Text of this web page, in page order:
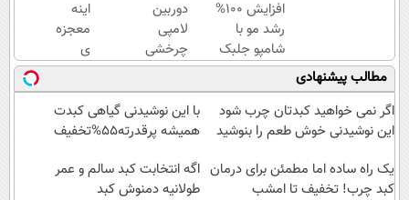
ریزش
موهاتو
میگیره۴۰٪تخفیف
تخفیف
در خرید
فوری)
افزایش 100%
رشد مو با
شامپو جلبک
تحت لیسانس
آلمان+تخفیف
دوربین
لامپی
چرخشی
360
درجه
فقط
امروز
شد🔥
پرداخت
اینه
معجزه
ی
شامپو
جلبک
آلمانی!
با
ویژه
مطالب پیشنهادی
اگر نمی خواهید کبدتان چرب شود
این نوشیدنی خوش طعم را بنوشید
با این نوشیدنی گیاهی کبدت
همیشه پرقدرته55%تخفیف
یک راه ساده اما مطمئن برای درمان
کبد چرب! تخفیف تا امشب
اگه انتخابت کبد سالم و عمر
طولانیه دمنوش کبد